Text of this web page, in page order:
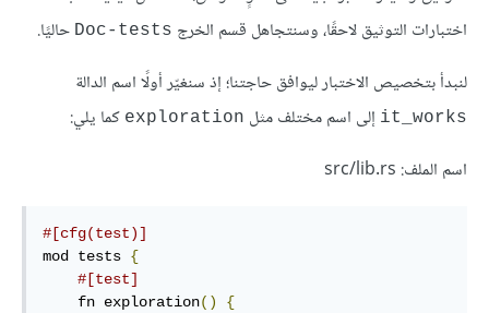
اختبارات التوثيق لاحقًا، وسنتجاهل قسم الخرج Doc-tests حاليًا.
لنبدأ بتخصيص الاختبار ليوافق حاجتنا؛ إذ سنغيّر أولًا اسم الدالة
it_works إلى اسم مختلف مثل exploration كما يلي:
اسم الملف: src/lib.rs
#[cfg(test)]
mod tests {
#[test]
    fn exploration
()
{